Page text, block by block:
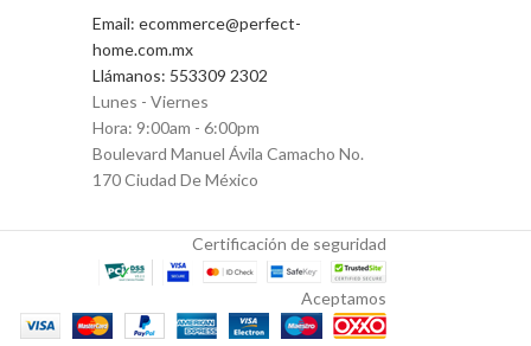
Email: ecommerce@perfect-
home.com.mx
Llámanos: 553309 2302
Lunes - Viernes
Hora: 9:00am - 6:00pm
Boulevard Manuel Ávila Camacho No.
170 Ciudad De México
Certificación de seguridad
Aceptamos